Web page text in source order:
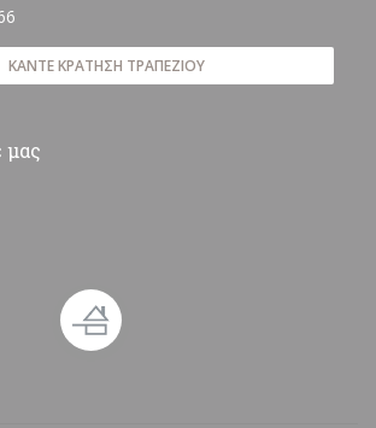
ΚΆΝΤΕ ΚΡΆΤΗΣΗ ΤΡΑΠΕΖΙΟΎ
μας
σε νέο παράθυρο))
((ανοίγει σε νέο παράθυρο))